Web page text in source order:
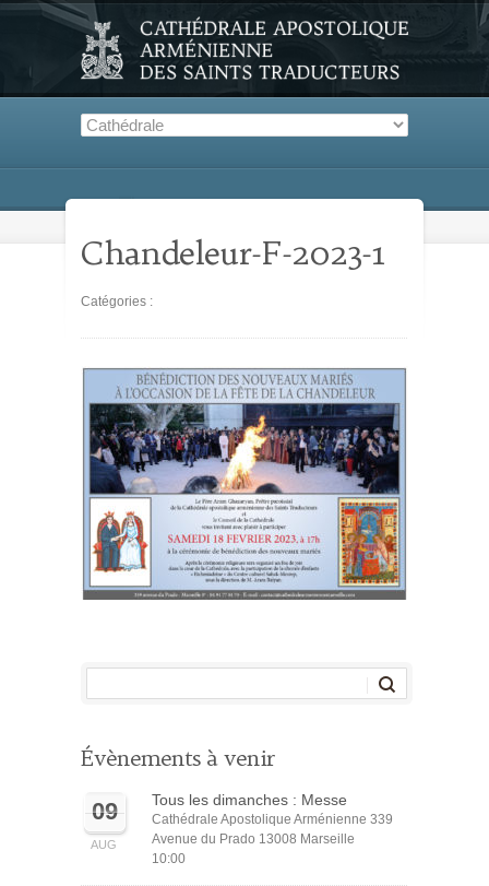
Chandeleur-F-2023-1
Catégories :
Évènements à venir
09
AUG
Tous les dimanches : Messe
Cathédrale Apostolique Arménienne 339
Avenue du Prado 13008 Marseille
10:00